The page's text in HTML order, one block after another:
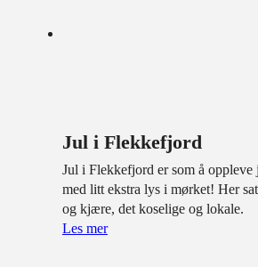
Jul i Flekkefjord
Jul i Flekkefjord er som å oppleve
med litt ekstra lys i mørket! Her
og kjære, det koselige og lokale.
Les mer